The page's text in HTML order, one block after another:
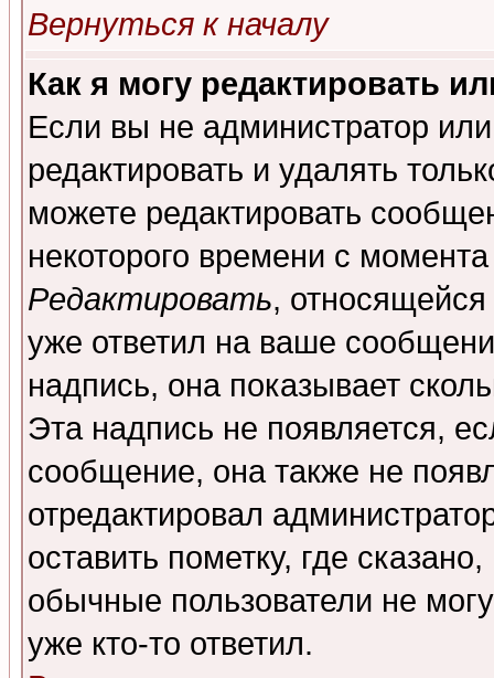
Вернуться к началу
Как я могу редактировать
Если вы не администратор
редактировать и удалять
можете редактировать
некоторого времени с
Редактировать,
уже ответил на ваше
надпись, она показывает
Эта надпись не появляется,
сообщение, она также не
отредактировал
оставить пометку, где
обычные пользователи не
уже кто-то ответил.